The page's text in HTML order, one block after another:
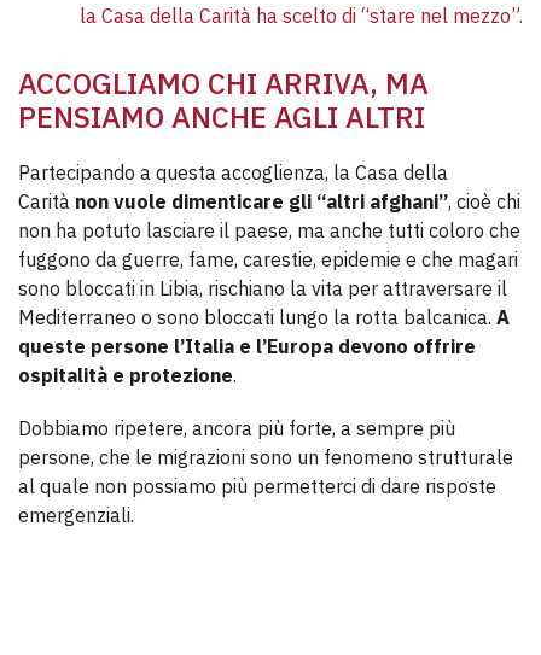
la Casa della Carità ha scelto di “stare nel mezzo”.
ACCOGLIAMO CHI ARRIVA, MA
PENSIAMO ANCHE AGLI ALTRI
Partecipando a questa accoglienza, la Casa della
Carità non vuole dimenticare gli “altri afghani”, cioè chi
non ha potuto lasciare il paese, ma anche tutti coloro che
fuggono da guerre, fame, carestie, epidemie e che magari
sono bloccati in Libia, rischiano la vita per attraversare il
Mediterraneo o sono bloccati lungo la rotta balcanica. A
queste persone l’Italia e l’Europa devono offrire
ospitalità e protezione.
Dobbiamo ripetere, ancora più forte, a sempre più
persone, che le migrazioni sono un fenomeno strutturale
al quale non possiamo più permetterci di dare risposte
emergenziali.